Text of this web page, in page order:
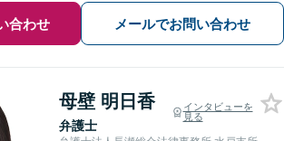
合わせ メールでお問い合わせ
母壁 明日香
弁護士
インタビューを
見る